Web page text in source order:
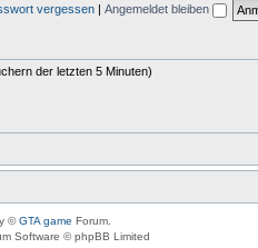
vergessen | Angemeldet bleiben
der letzten 5 Minuten)
©GTA game Forum.
Software © phpBB Limited